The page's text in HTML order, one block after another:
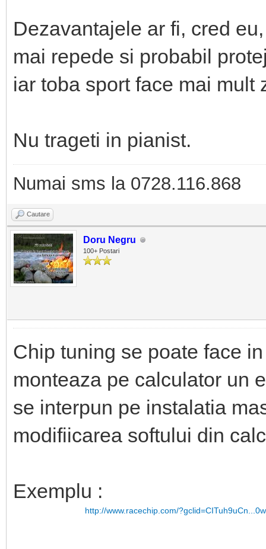
Dezavantajele ar fi, cred
mai repede si probabil
iar toba sport face mai mult
Nu trageti in pianist.
Numai sms la 0728.116.868
Cautare
Doru Negru
100+ Postari
Chip tuning se poate face
monteaza pe calculator un
se interpun pe instalatia
modifiicarea softului din
Exemplu :
http://www.racechip.com/